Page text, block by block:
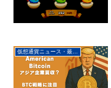
仮想通貨ニュース・最新動向